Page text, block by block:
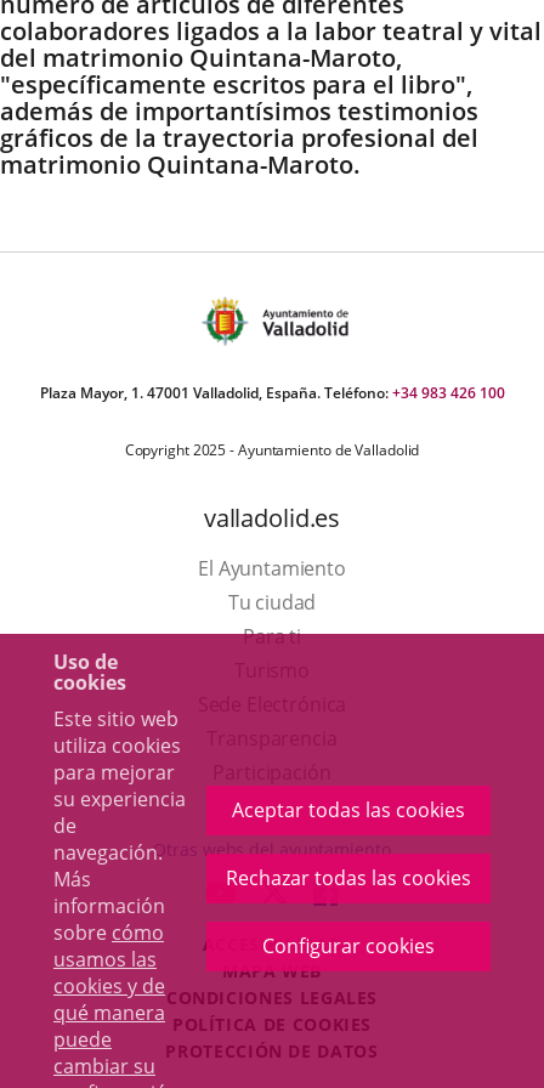
Uso de
cookies
Este sitio web
utiliza cookies
para mejorar
su experiencia
de
navegación.
Más
información
sobre cómo
usamos las
cookies y de
qué manera
puede
cambiar su
Aceptar todas las cookies
Rechazar todas las cookies
Configurar cookies
colaboradores ligados a la labor teatral y vital
del matrimonio Quintana-Maroto,
"específicamente escritos para el libro",
además de importantísimos testimonios
gráficos de la trayectoria profesional del
matrimonio Quintana-Maroto.
Plaza Mayor, 1. 47001 Valladolid, España. Teléfono:+34 983 426 100
Copyright 2025 - Ayuntamiento de Valladolid
valladolid.es
El Ayuntamiento
Tu ciudad
Para ti
en
una
ventana
nueva.
aplicación
externa.
Otras webs del ayuntamiento
ENLACE
A
UNA
APLICACIÓN
EXTERNA.
ENLACE
A
UNA
APLICACIÓN
EXTERNA.
ENLACE
A
UNA
EXTERNA.
ACCESIBILIDAD
MAPA WEB
CONDICIONES LEGALES
POLÍTICA DE COOKIES
PROTECCIÓN DE DATOS